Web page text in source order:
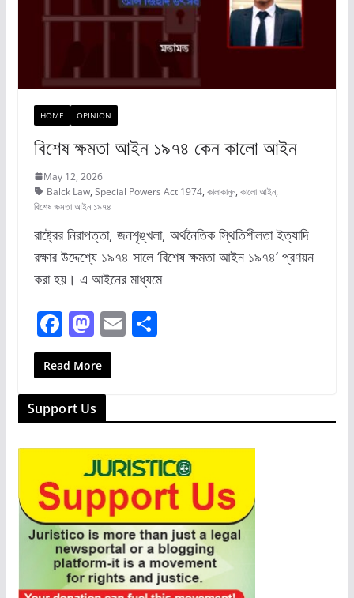
HOME OPINION
বিশেষ ক্ষমতা আইন ১৯৭৪ কেন কালো আইন
May 12, 2026
Balck Law, Special Powers Act 1974, কালাকানুন, কালো আইন,
বিশেষ ক্ষমতা আইন ১৯৭৪
রাষ্ট্রের নিরাপত্তা, জনশৃঙ্খলা, অর্থনৈতিক স্থিতিশীলতা ইত্যাদি
রক্ষার উদ্দেশ্যে ১৯৭৪ সালে ‘বিশেষ ক্ষমতা আইন ১৯৭৪’ প্রণয়ন
করা হয়। ‎এ আইনের মাধ্যমে
F
a
c
e
b
o
k
M
a
st
o
d
o
n
E S
Read More
Support Us